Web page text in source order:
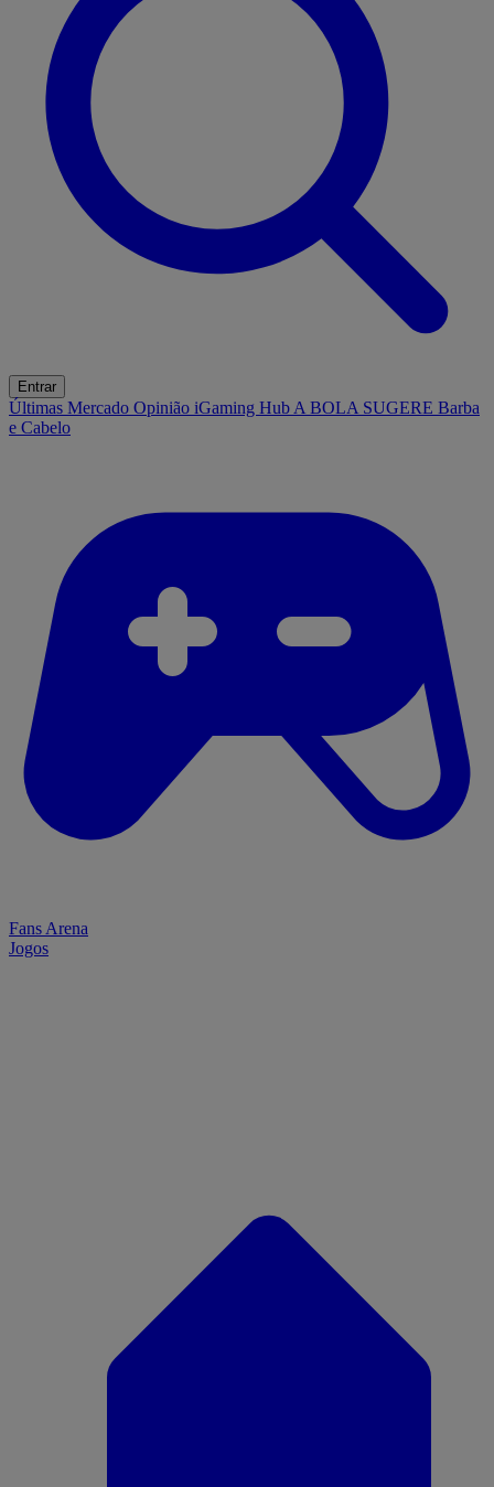
Entrar
Últimas Mercado Opinião iGaming Hub A BOLA SUGERE Barba
e Cabelo
Fans Arena
Jogos